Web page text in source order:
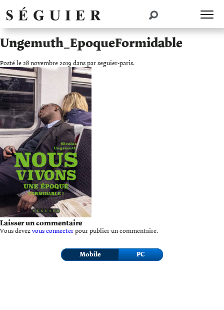
Ungemuth_EpoqueFormidable
Posté le 28 novembre 2019 dans par seguier-paris.
Laisser un commentaire
Vous devez vous connecter pour publier un commentaire.
Mobile PC